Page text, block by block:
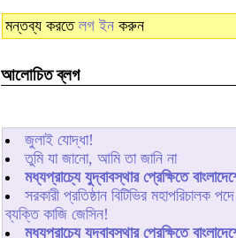
মন্তব্য করতে লগ ইন করুন
আলোচিত ব্লগ
জুলাই যোদ্ধা!
তুমি যা জানো, আমি তা জানি না
মধ্যপ্রাচ্যে যুদ্বাবস্থার প্রেক্ষিতে
সরকারী প্রতিষ্ঠান বিটিভির মহাপরিচালক
ব্যক্তি কাজি জেসিন!
মধ্যপ্রাচ্যে যুদ্বাবস্থার প্রেক্ষিতে